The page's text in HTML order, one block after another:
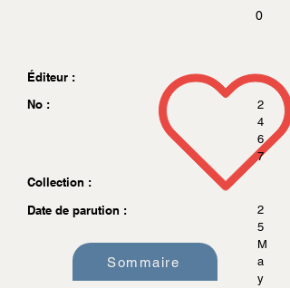
0
Éditeur :
No :
2
4
6
7
Collection :
Date de parution :
2
5
M
a
y
Sommaire